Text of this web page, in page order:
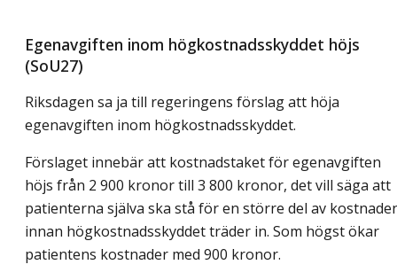
Egenavgiften inom högkostnadsskyddet höjs
(SoU27)
Riksdagen sa ja till regeringens förslag att höja
egenavgiften inom högkostnadsskyddet.
Förslaget innebär att kostnadstaket för egenavgiften
höjs från 2 900 kronor till 3 800 kronor, det vill säga att
patienterna själva ska stå för en större del av
innan högkostnadsskyddet träder in. Som högst ökar
patientens kostnader med 900 kronor.